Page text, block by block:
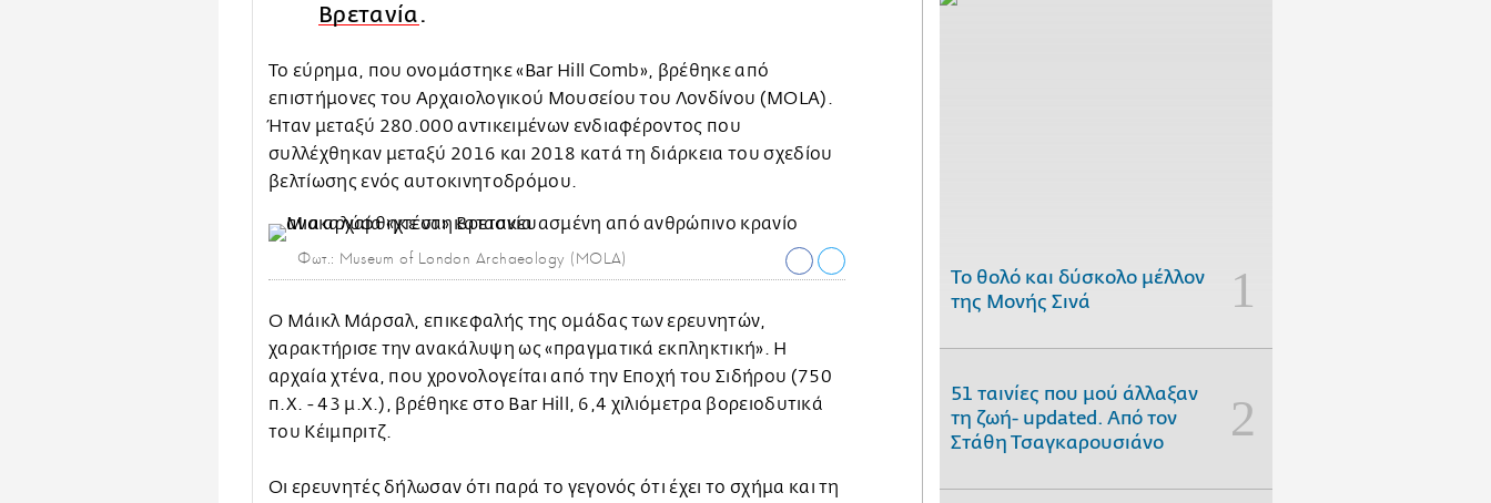
Βρετανία.
Το εύρημα, που ονομάστηκε «Bar Hill Comb», βρέθηκε από
επιστήμονες του Αρχαιολογικού Μουσείου του Λονδίνου (MOLA).
Ήταν μεταξύ 280.000 αντικειμένων ενδιαφέροντος που
συλλέχθηκαν μεταξύ 2016 και 2018 κατά τη διάρκεια του σχεδίου
βελτίωσης ενός αυτοκινητοδρόμου.
Φωτ.: Museum of London Archaeology (MOLA)
Ο Μάικλ Μάρσαλ, επικεφαλής της ομάδας των ερευνητών,
χαρακτήρισε την ανακάλυψη ως «πραγματικά εκπληκτική». Η
αρχαία χτένα, που χρονολογείται από την Εποχή του Σιδήρου (750
π.Χ. - 43 μ.Χ.), βρέθηκε στο Bar Hill, 6,4 χιλιόμετρα βορειοδυτικά
του Κέιμπριτζ.
Οι ερευνητές δήλωσαν ότι παρά το γεγονός ότι έχει το σχήμα και τη
Το θολό και δύσκολο μέλλον
της Μονής Σινά
51 ταινίες που μού άλλαξαν
τη ζωή- updated. Aπό τον
Στάθη Τσαγκαρουσιάνο